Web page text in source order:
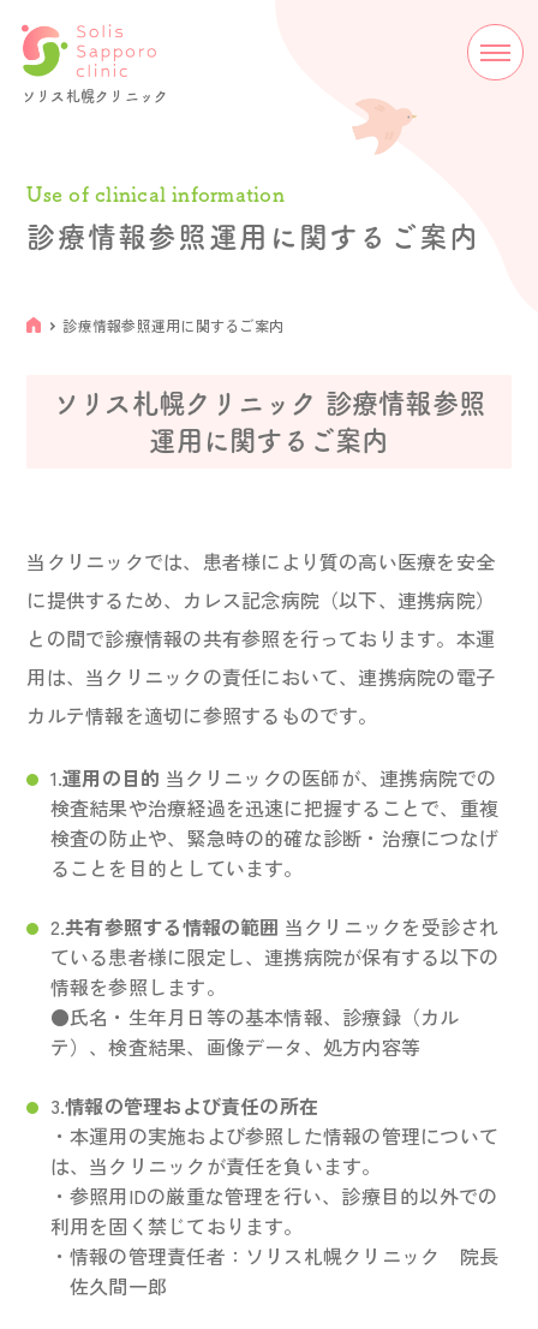
ソリス札幌クリニック
Use of clinical information
診療情報参照運用に関するご案内
診療情報参照運用に関するご案内
ソリス札幌クリニック 診療情報参照
運用に関するご案内
当クリニックでは、患者様により質の高い医療を安全
に提供するため、カレス記念病院（以下、連携病院）
との間で診療情報の共有参照を行っております。本運
用は、当クリニックの責任において、連携病院の電子
カルテ情報を適切に参照するものです。
1.運用の目的 当クリニックの医師が、連携病院での
検査結果や治療経過を迅速に把握することで、重複
検査の防止や、緊急時の的確な診断・治療につなげ
ることを目的としています。
2.共有参照する情報の範囲 当クリニックを受診され
ている患者様に限定し、連携病院が保有する以下の
情報を参照します。
●氏名・生年月日等の基本情報、診療録（カル
テ）、検査結果、画像データ、処方内容等
3.情報の管理および責任の所在
・本運用の実施および参照した情報の管理について
は、当クリニックが責任を負います。
・参照用IDの厳重な管理を行い、診療目的以外での
利用を固く禁じております。
・情報の管理責任者：ソリス札幌クリニック 院長
佐久間一郎